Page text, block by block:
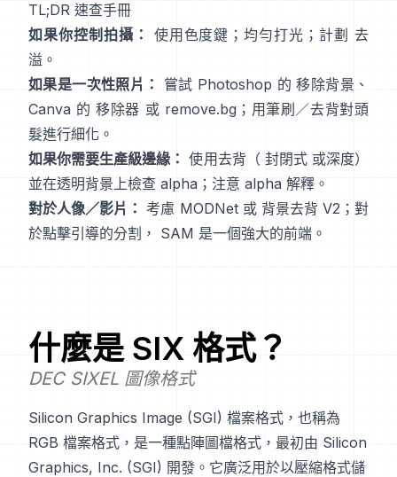
TL;DR 速查手冊
如果你控制拍攝：
使用色度鍵；均勻打光；計劃 去
溢 。
如果是一次性照片：
嘗試 Photoshop 的 移除背景 、
Canva 的 移除器 或 remove.bg；用筆刷／去背對頭
髮進行細化。
如果你需要生產級邊緣： 使用去背（ 封閉式 或深度）
並在透明背景上檢查 alpha；注意 alpha 解釋 。
對於人像／影片： 考慮 MODNet或 背景去背 V2 ；對
於點擊引導的分割， SAM 是一個強大的前端。
什麼是 SIX 格式？
DEC SIXEL 圖像格式
Silicon Graphics Image (SGI) 檔案格式，也稱為
RGB 檔案格式，是一種點陣圖檔格式，最初由 Silicon
Graphics, Inc. (SGI) 開發。它廣泛用於以壓縮格式儲